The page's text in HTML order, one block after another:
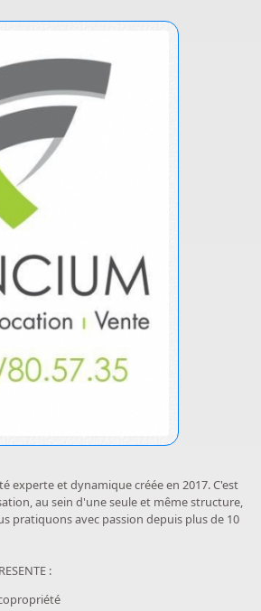
experte et dynamique créée en 2017. C'est
au sein d'une seule et même structure,
pratiquons avec passion depuis plus de 10
: